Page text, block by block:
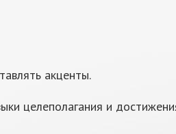
акценты.
целеполагания и